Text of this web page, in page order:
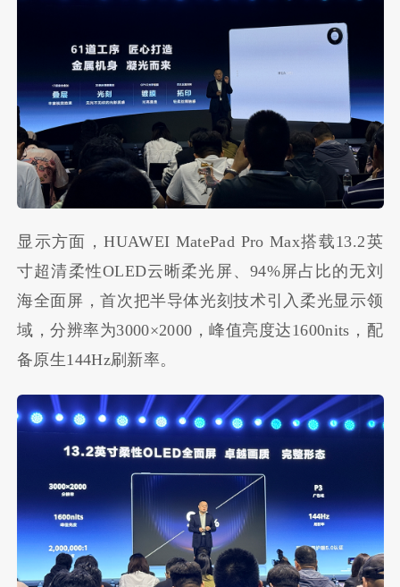
显示方面，HUAWEI MatePad Pro Max搭载13.2英
寸超清柔性OLED云晰柔光屏、94%屏占比的无刘
海全面屏，首次把半导体光刻技术引入柔光显示领
域，分辨率为3000×2000，峰值亮度达1600nits，配
备原生144Hz刷新率。